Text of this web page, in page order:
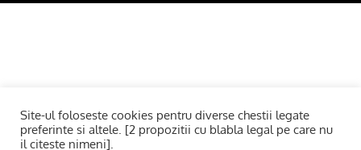
Site-ul foloseste cookies pentru diverse chestii legate
preferinte si altele. [2 propozitii cu blabla legal pe care nu
il citeste nimeni].